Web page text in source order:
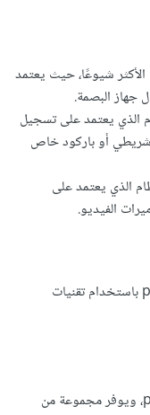
شيوعًا، حيث يعتمد
البصمة.
الذي يعتمد على تسجيل
أو باركود خاص
الذي يعتمد على
الفيديو.
يمكن بناء نظام إدارة حضور الموظفين بلغة php باستخدام تقنيات
هو إطار عمل مفتوح المصدر مبني على لغة php، ويوفر مجموعة من